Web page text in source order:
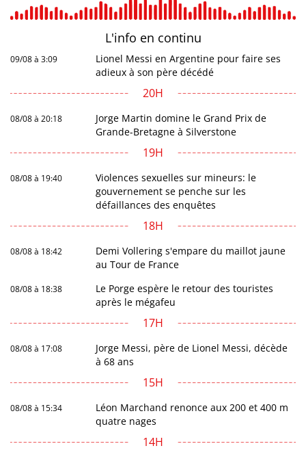
L'info en continu
09/08 à 3:09
Lionel Messi en Argentine pour faire ses
adieux à son père décédé
20H
08/08 à 20:18
Jorge Martin domine le Grand Prix de
Grande-Bretagne à Silverstone
19H
08/08 à 19:40
Violences sexuelles sur mineurs: le
gouvernement se penche sur les
défaillances des enquêtes
18H
08/08 à 18:42
Demi Vollering s'empare du maillot jaune
au Tour de France
08/08 à 18:38
Le Porge espère le retour des touristes
après le mégafeu
17H
08/08 à 17:08
Jorge Messi, père de Lionel Messi, décède
à 68 ans
15H
08/08 à 15:34
Léon Marchand renonce aux 200 et 400 m
quatre nages
14H